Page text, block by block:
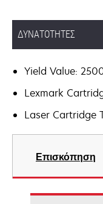
ΔΥΝΑΤΌΤΗΤΕΣ
Yield Value:
Lexmark
Laser Cartridge
Επισκόπηση